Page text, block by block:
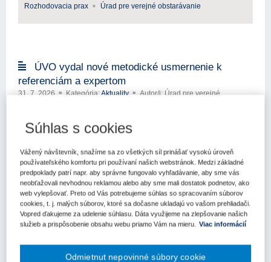
Rozhodovacia prax
Úrad pre verejné obstarávanie
ÚVO vydal nové metodické usmernenie k
referenciám a expertom
31. 7. 2026 Kategória:Aktuality
Autor/i: Úrad pre verejné
metodické usmernenie zamerané na dve z najčastejšie
uplatňovaných podmienok technickej a odbornej spôsobilosti, a to
referencie a expertov.
Kľúčové slová
Odborná spôsobilosť
Úrad pre verejné obstarávanie
Metodické usmernenie
Technická spôsobilosť Referencie
Prehľad rozhodnutí a usmernení ÚVO za
Súhlas s cookies
Vážený návštevník, snažíme sa zo všetkých síl prinášať vysokú úroveň
používateľského komfortu pri používaní našich webstránok. Medzi základné
predpoklady patrí napr. aby správne fungovalo vyhľadávanie, aby sme vás
neobťažovali nevhodnou reklamou alebo aby sme mali dostatok podnetov, ako
web vylepšovať. Preto od Vás potrebujeme súhlas so spracovaním súborov
cookies, t. j. malých súborov, ktoré sa dočasne ukladajú vo vašom prehliadači.
Vopred ďakujeme za udelenie súhlasu. Dáta využijeme na zlepšovanie našich
služieb a prispôsobenie obsahu webu priamo Vám na mieru.
Viac informácií
Odmietnut nepovinné súbory cookie